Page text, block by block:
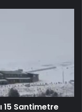
15 Santimetre